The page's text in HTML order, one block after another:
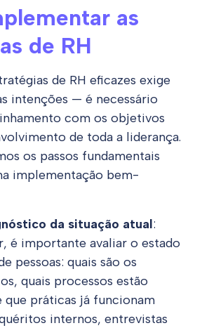
as
de RH
de RH eficazes exige
intenções — é necessário
com os objetivos
de toda a liderança.
os passos fundamentais
implementação bem-
da situação atual:
é importante avaliar o estado
pessoas: quais são os
quais processos estão
que práticas já funcionam
internos, entrevistas